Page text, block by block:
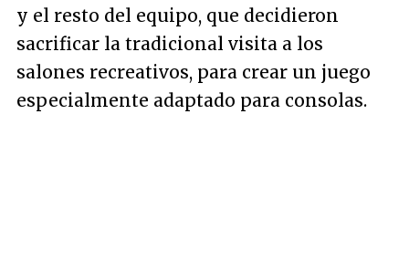
y el resto del equipo, que decidieron
sacrificar la tradicional visita a los
salones recreativos, para crear un juego
especialmente adaptado para consolas.